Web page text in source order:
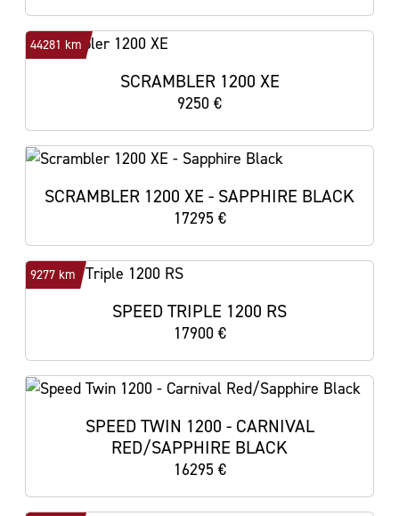
44281 km
SCRAMBLER 1200 XE
9250 €
SCRAMBLER 1200 XE - SAPPHIRE BLACK
17295 €
9277 km
SPEED TRIPLE 1200 RS
17900 €
SPEED TWIN 1200 - CARNIVAL
RED/SAPPHIRE BLACK
16295 €